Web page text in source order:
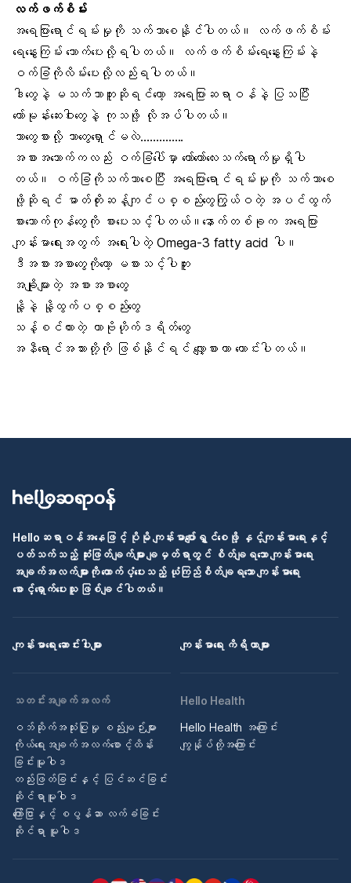
လက်ဖက်စိမ်း
အရေပြားရောင်ရမ်းမှုကို သက်သာစေနိုင်ပါတယ်။ လက်ဖက်စိမ်း
ရေနွေးကြမ်း သောက်ပေးလို့ရပါတယ်။ လက်ဖက်စိမ်းရေနွေးကြမ်းနဲ့
ဝက်ခြံကိုလိမ်းပေးလို့လည်းရပါတယ်။
ဒါတွေနဲ့ မသက်သာဘူးဆိုရင်တော့ အရေပြားဆရာဝန်နဲ့ ပြသပြီး
ဟော်မုန်းဆေးဝါးတွေနဲ့ ကုသဖို့ လိုအပ်ပါတယ်။
ဘာတွေစားလို့ ဘာတွေရှောင်မလဲ…………..
အစားအသောက်ကလည်း ဝက်ခြံပေါ်မှာ တော်တော်လေးသက်ရောက်မှုရှိပါ
တယ်။ ဝက်ခြံကိုသက်သာစေပြီး အရေပြားရောင်ရမ်းမှုကို သက်သာစေ
ဖို့ဆိုရင် ဓာတ်တိုးဆန့်ကျင်ပစ္စည်းတွေကြွယ်ဝတဲ့ အပင်ထွက်
စားသောက်ကုန်တွေကို စားပေးသင့်ပါတယ်။နောက်တစ်ခုက အရေပြား
ကျန်းမာရေးအတွက် အရေးပါတဲ့ Omega-3 fatty acid ပါ။
ဒီအစားအစာတွေကိုတော့ မစားသင့်ပါဘူး
အချိုများတဲ့ အစားအစာတွေ
နို့နဲ့ နို့ထွက်ပစ္စည်းတွေ
သန့်စင်ထားတဲ့ ကာဗိုဟိုက်ဒရိတ်တွေ
အနီရောင်အသား တို့ကို ဖြစ်နိုင်ရင် လျှော့စားတာ ကောင်းပါတယ်။
Helloဆရာဝန်အနေဖြင့် ပိုမို ကျန်းမာပျော်ရွှင်စေဖို့ နှင့်ကျန်းမာရေးနှင့်
ပတ်သက်သည့် ဆုံးဖြတ်ချက်များ ချမှတ်ရာတွင် စိတ်ချရသော ကျန်းမာရေး
အချက်အလက်များကို ထောက်ပံ့ပေးသည့် ယုံကြည်စိတ်ချရသော ကျန်းမာရေး
စောင့်ရှောက်ပေးသူ ဖြစ်ချင်ပါတယ်။
ကျန်းမာရေး ဆောင်းပါးများ ကျန်းမာရေး ကိရိယာများ
သတင်းအချက်အလက်
ဝဘ်ဆိုက်အသုံးပြုမှု စည်းမျဉ်းများ
ကိုယ်ရေးအချက်အလက်စောင့်ထိန်း
ခြင်းမူဝါဒ
တည်းဖြတ်ခြင်းနှင့် ပြင်ဆင်ခြင်း
ဆိုင်ရာမူဝါဒ
ကြော်ငြာနှင့် စပွန်ဆာ လက်ခံခြင်း
ဆိုင်ရာ မူဝါဒ
Hello Health
Hello Health အကြောင်း
ကျွန်ုပ်တို့အကြောင်း